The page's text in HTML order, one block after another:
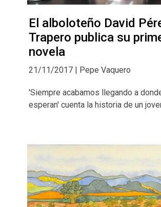
El alboloteño David
Trapero publica su
novela
21/11/2017 | Pepe Vaquero
'Siempre acabamos llegando a
esperan' cuenta la historia de un